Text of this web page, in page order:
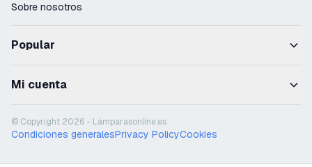
Sobre nosotros
Popular
Mi cuenta
© Copyright 2026 - Lámparasonline.es
Condiciones generalesPrivacy PolicyCookies